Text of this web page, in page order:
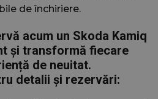
de închiriere.
acum un Skoda Kamiq
și transformă fiecare
de neuitat.
detalii și rezervări: